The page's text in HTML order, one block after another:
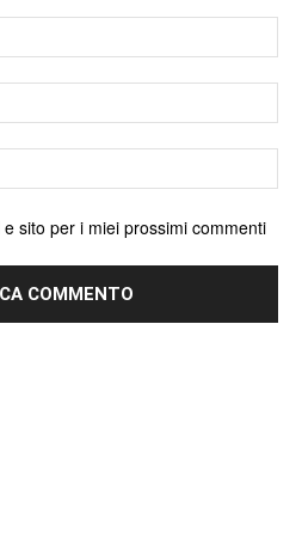
sito per i miei prossimi commenti